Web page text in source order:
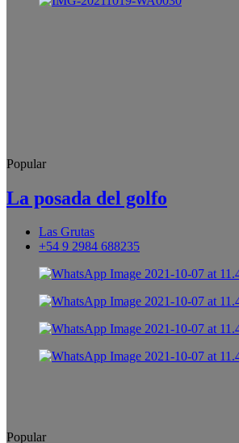
Popular
La posada del golfo
Las Grutas
+54 9 2984 688235
Popular